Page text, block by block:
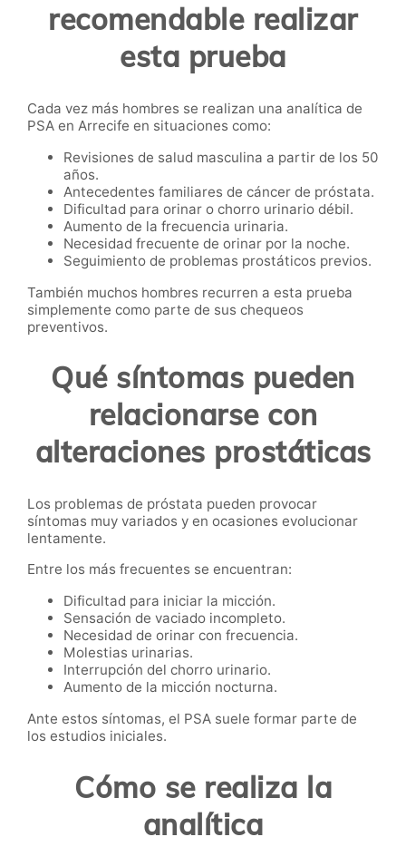
recomendable realizar
esta prueba
Cada vez más hombres se realizan una analítica de
PSA en Arrecife en situaciones como:
Revisiones de salud masculina a partir de los 50
años.
Antecedentes familiares de cáncer de próstata.
Dificultad para orinar o chorro urinario débil.
Aumento de la frecuencia urinaria.
Necesidad frecuente de orinar por la noche.
Seguimiento de problemas prostáticos previos.
También muchos hombres recurren a esta prueba
simplemente como parte de sus chequeos
preventivos.
Qué síntomas pueden
relacionarse con
alteraciones prostáticas
Los problemas de próstata pueden provocar
síntomas muy variados y en ocasiones evolucionar
lentamente.
Entre los más frecuentes se encuentran:
Dificultad para iniciar la micción.
Sensación de vaciado incompleto.
Necesidad de orinar con frecuencia.
Molestias urinarias.
Interrupción del chorro urinario.
Aumento de la micción nocturna.
Ante estos síntomas, el PSA suele formar parte de
los estudios iniciales.
Cómo se realiza la
analítica